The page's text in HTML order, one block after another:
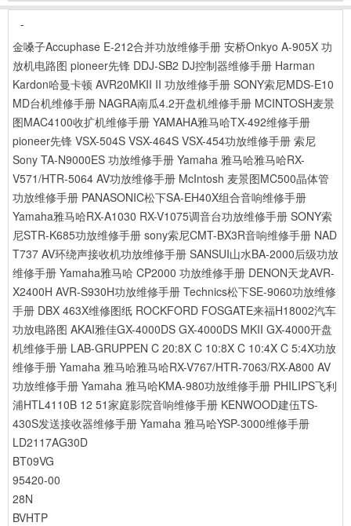
-
金嗓子Accuphase E-212合并功放维修手册 安桥Onkyo A-905X 功
放机电路图 pioneer先锋 DDJ-SB2 DJ控制器维修手册 Harman
Kardon哈曼卡顿 AVR20MKII II 功放维修手册 SONY索尼MDS-E10
MD台机维修手册 NAGRA南瓜4.2开盘机维修手册 MCINTOSH麦景
图MAC4100收扩机维修手册 YAMAHA雅马哈TX-492维修手册
pioneer先锋 VSX-504S VSX-464S VSX-454功放维修手册 索尼
Sony TA-N9000ES 功放维修手册 Yamaha 雅马哈雅马哈RX-
V571/HTR-5064 AV功放维修手册 McIntosh 麦景图MC500晶体管
功放维修手册 PANASONIC松下SA-EH40X组合音响维修手册
Yamaha雅马哈RX-A1030 RX-V1075调音台功放维修手册 SONY索
尼STR-K685功放维修手册 sony索尼CMT-BX3R音响维修手册 NAD
T737 AV环绕声接收机功放维修手册 SANSUI山水BA-2000后级功放
维修手册 Yamaha雅马哈 CP2000 功放维修手册 DENON天龙AVR-
X2400H AVR-S930H功放维修手册 Technics松下SE-9060功放维修
手册 DBX 463X维修图纸 ROCKFORD FOSGATE来福H18002汽车
功放电路图 AKAI雅佳GX-4000DS GX-4000DS MKII GX-4000开盘
机维修手册 LAB-GRUPPEN C 20:8X C 10:8X C 10:4X C 5:4X功放
维修手册 Yamaha 雅马哈雅马哈RX-V767/HTR-7063/RX-A800 AV
功放维修手册 Yamaha 雅马哈KMA-980功放维修手册 PHILIPS飞利
浦HTL4110B 12 51家庭影院音响维修手册 KENWOOD建伍TS-
430S发送接收器维修手册 Yamaha 雅马哈YSP-3000维修手册
LD2117AG30D
BT09VG
95420-00
28N
BVHTP